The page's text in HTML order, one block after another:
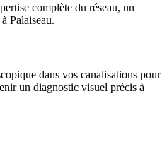
complète du réseau, un
Palaiseau.
dans vos canalisations pour
un diagnostic visuel précis à